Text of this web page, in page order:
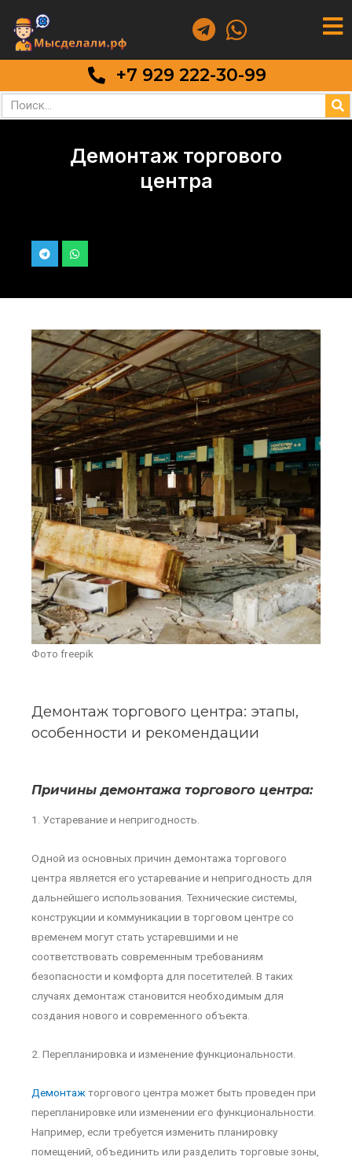
+7 929 222-30-99
Демонтаж торгового
центра
Фото freepik
Демонтаж торгового центра: этапы,
особенности и рекомендации
Причины демонтажа торгового центра:
1. Устаревание и непригодность.
Одной из основных причин демонтажа торгового
центра является его устаревание и непригодность для
дальнейшего использования. Технические системы,
конструкции и коммуникации в торговом центре со
временем могут стать устаревшими и не
соответствовать современным требованиям
безопасности и комфорта для посетителей. В таких
случаях демонтаж становится необходимым для
создания нового и современного объекта.
2. Перепланировка и изменение функциональности.
Демонтажторгового центра может быть проведен при
перепланировке или изменении его функциональности.
Например, если требуется изменить планировку
помещений, объединить или разделить торговые зоны,